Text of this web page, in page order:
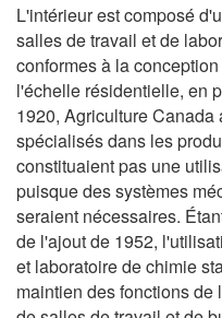
L'intérieur est composé
salles de travail et de
conformes à la
l'échelle résidentielle, en
1920, Agriculture
spécialisés dans les
constituaient pas une
puisque des systèmes
seraient nécessaires.
de l'ajout de 1952,
et laboratoire de chimie
maintien des fonctions de